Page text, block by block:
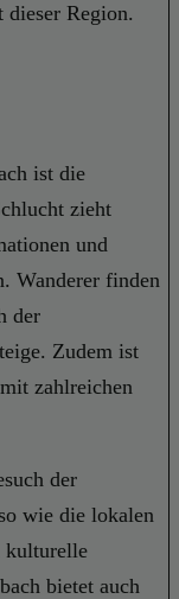
dieser Region.
ist die
zieht
und
Wanderer finden
der
Zudem ist
zahlreichen
der
wie die lokalen
kulturelle
bietet auch